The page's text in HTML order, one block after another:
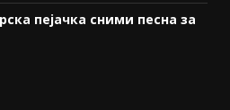
пејачка сними песна за